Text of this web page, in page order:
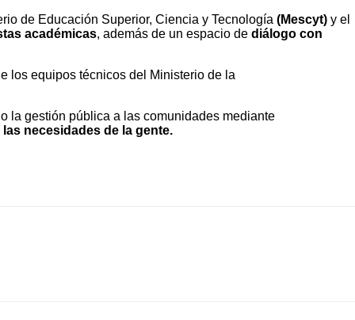
de Educación Superior, Ciencia y Tecnología (Mescyt) y el
académicas, además de un espacio de diálogo con
los equipos técnicos del Ministerio de la
la gestión pública a las comunidades mediante
necesidades de la gente.